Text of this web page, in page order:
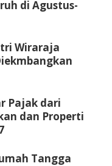
di Agustus-
Wiraraja
Pajak dari
dan Properti
Tangga